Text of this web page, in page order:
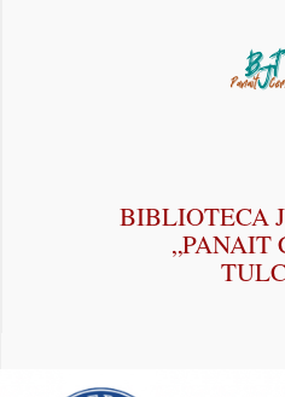
BIBLIOTECA
„PANAIT